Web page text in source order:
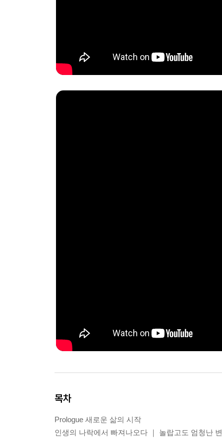
목차
Prologue 새로운 삶의 시작
인생의 나락에서 빠져나오다 ｜ 놀랍고도 엄청난